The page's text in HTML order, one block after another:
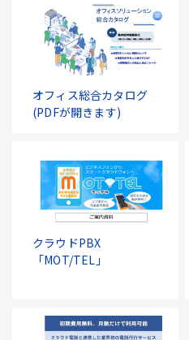
オフィス総合カタログ
(PDFが開きます)
クラウドPBX
「MOT/TEL」